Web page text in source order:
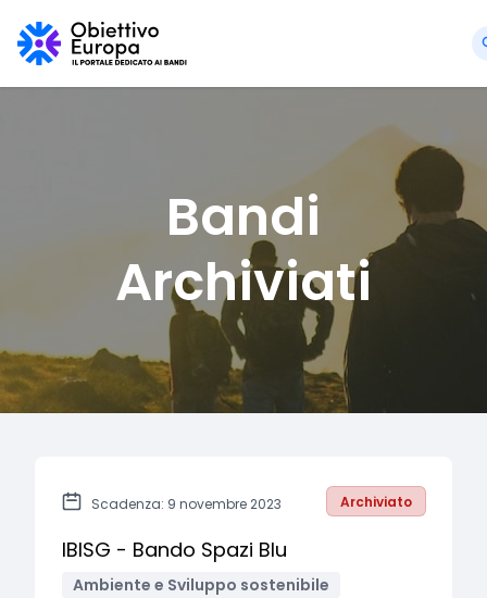
Bandi
Archiviati
Scadenza: 9 novembre 2023 Archiviato
IBISG - Bando Spazi Blu
Ambiente e Sviluppo sostenibile